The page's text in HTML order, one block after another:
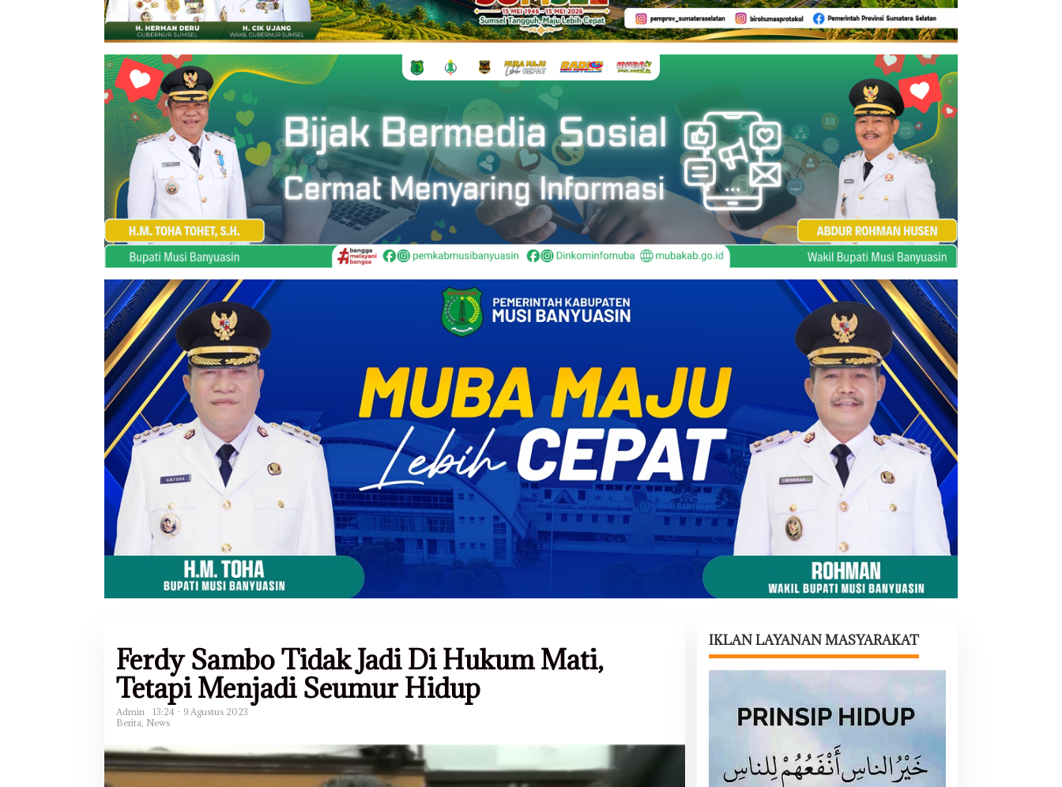
Ferdy Sambo Tidak Jadi Di Hukum Mati,
Tetapi Menjadi Seumur Hidup
Admin
13:24 - 9 Agustus 2023
Berita, News
IKLAN LAYANAN MASYARAKAT